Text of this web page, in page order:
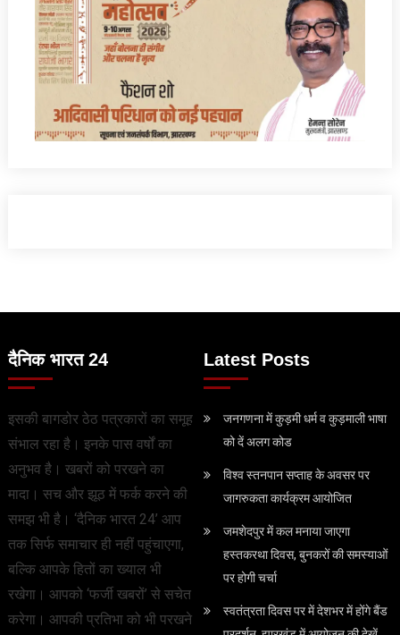
दैनिक भारत 24
इसकी बागडोर ठेठ पत्रकारों का समूह
संभाल रहा है। इनके पास वर्षों का
अनुभव है। खबरों को परखने का
मादा। सच और झूठ में फर्क करने की
समझ भी है। ‘दैनिक भारत 24’ आप
तक सिर्फ समाचार ही नहीं पहुंचाएगा,
बल्कि आपके हितों का ख्याल भी
रखेगा। आपको ‘फर्जी खबरों’ से सचेत
करेगा। आपकी प्रतिभा को भी परखने
Latest Posts
जनगणना में कुड़मी धर्म व कुड़माली भाषा
को दें अलग कोड
विश्व स्तनपान सप्ताह के अवसर पर
जागरुकता कार्यक्रम आयोजित
जमशेदपुर में कल मनाया जाएगा
हस्तकरथा दिवस, बुनकरों की समस्याओं
पर होगी चर्चा
स्वतंत्रता दिवस पर में देशभर में होंगे बैंड